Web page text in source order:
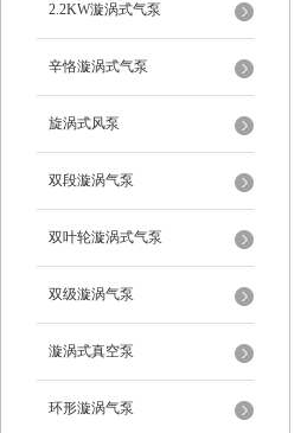
2.2KW漩涡式气泵
辛恪漩涡式气泵
旋涡式风泵
双段漩涡气泵
双叶轮漩涡式气泵
双级漩涡气泵
漩涡式真空泵
环形漩涡气泵